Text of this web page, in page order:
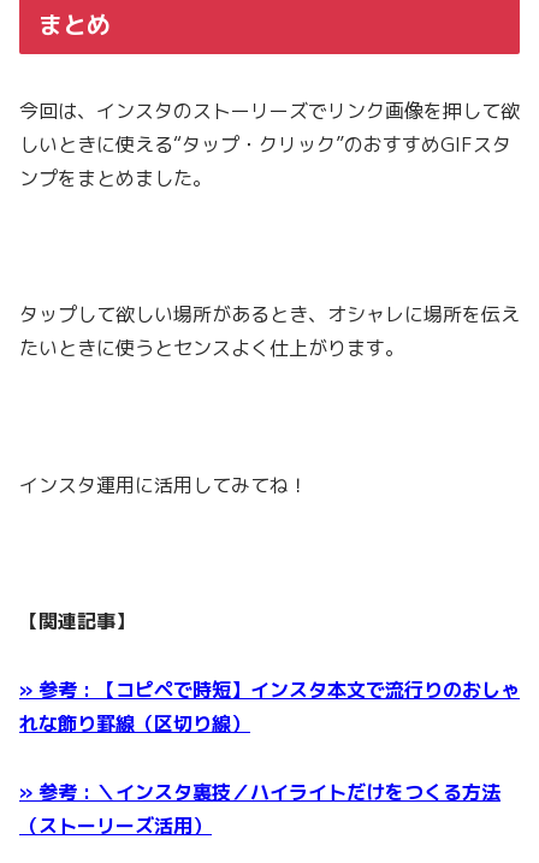
まとめ
今回は、インスタのストーリーズでリンク画像を押して欲
しいときに使える“タップ・クリック”のおすすめGIFスタ
ンプをまとめました。
タップして欲しい場所があるとき、オシャレに場所を伝え
たいときに使うとセンスよく仕上がります。
インスタ運用に活用してみてね！
【関連記事】
» 参考 : 【コピペで時短】インスタ本文で流行りのおしゃ
れな飾り罫線（区切り線）
» 参考 : ＼インスタ裏技／ハイライトだけをつくる方法
（ストーリーズ活用）